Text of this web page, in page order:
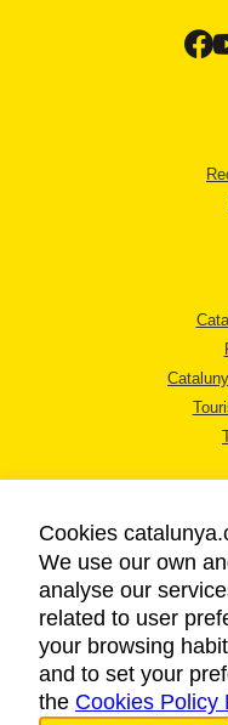
Cookies
We use our own
analyse our
related to user
your browsing
and to set your
the Cookies Policy